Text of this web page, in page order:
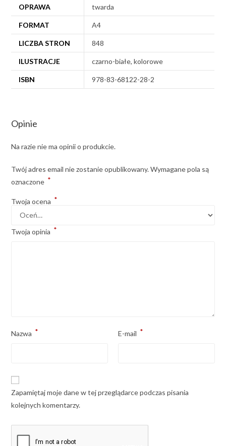
OPRAWA twarda
FORMAT A4
LICZBA STRON 848
ILUSTRACJE czarno-białe, kolorowe
ISBN 978-83-68122-28-2
Opinie
Na razie nie ma opinii o produkcie.
Twój adres email nie zostanie opublikowany. Wymagane pola są
oznaczone *
Twoja ocena *
Twoja opinia *
Nazwa * E-mail *
Zapamiętaj moje dane w tej przeglądarce podczas pisania
kolejnych komentarzy.